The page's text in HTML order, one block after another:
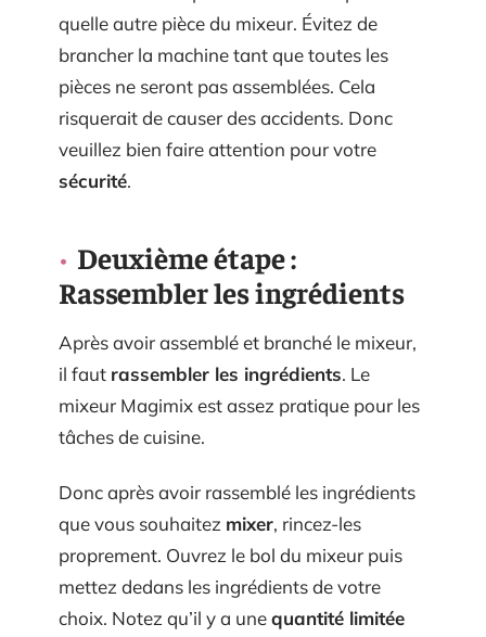
quelle autre pièce du mixeur. Évitez de
brancher la machine tant que toutes les
pièces ne seront pas assemblées. Cela
risquerait de causer des accidents. Donc
veuillez bien faire attention pour votre
sécurité.
Deuxième étape :
Rassembler les ingrédients
Après avoir assemblé et branché le mixeur,
il faut rassembler les ingrédients. Le
mixeur Magimix est assez pratique pour les
tâches de cuisine.
Donc après avoir rassemblé les ingrédients
que vous souhaitez mixer, rincez-les
proprement. Ouvrez le bol du mixeur puis
mettez dedans les ingrédients de votre
choix. Notez qu’il y a unequantité limitée